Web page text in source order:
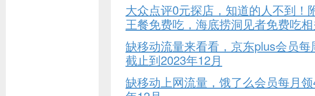
大众点评0元探店，知道的人不到！
王餐免费吃，海底捞洞见者免费吃相
缺移动流量来看看，京东plus会员
截止到2023年12月
缺移动上网流量，饿了么会员每月